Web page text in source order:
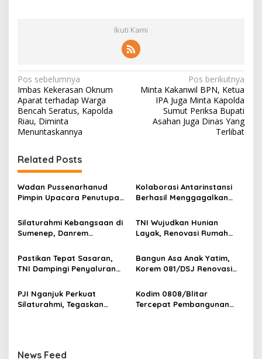
Ikuti Kami
N
a
v
i
a
s
i
o
Pos sebelumnya
Imbas Kekerasan Oknum
Aparat terhadap Warga
Bencah Seratus, Kapolda
Riau, Diminta
Menuntaskannya
Pos berikutnya
Minta Kakanwil BPN, Ketua
IPA Juga Minta Kapolda
Sumut Periksa Bupati
Asahan Juga Dinas Yang
Terlibat
Related Posts
Wadan Pussenarhanud
Pimpin Upacara Penutupan
KDKMP Tahun 2026 di
Pusdikarhanud
Kolaborasi Antarinstansi
Berhasil Menggagalkan
3,4 Ton Merkuri Cair
Silaturahmi Kebangsaan di
Sumenep, Danrem
Semua Elemen Bersatu
Bangun Madura
TNI Wujudkan Hunian
Layak, Renovasi Rumah
Pastikan Tepat Sasaran,
TNI Dampingi Penyaluran
Bangun Asa Anak Yatim,
Korem 081/DSJ Renovasi
PJI Nganjuk Perkuat
Silaturahmi, Tegaskan
Kodim 0808/Blitar
Tercepat Pembangunan
News Feed